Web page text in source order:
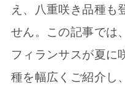
え、八重咲き品種も
せん。この記事では
フィランサスが夏に
種を幅広くご紹介し